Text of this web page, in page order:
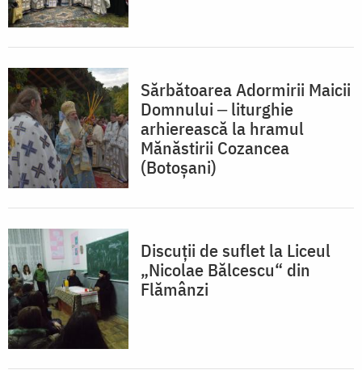
Sărbătoarea Adormirii Maicii
Domnului ‒ liturghie
arhierească la hramul
Mănăstirii Cozancea
(Botoșani)
Discuţii de suflet la Liceul
„Nicolae Bălcescu“ din
Flămânzi